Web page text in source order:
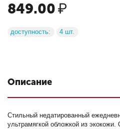
849.00₽
доступность: 4 шт.
Описание
Стильный недатированный
ультрамягкой обложкой из